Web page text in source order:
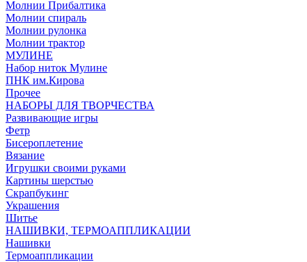
Молнии Прибалтика
Молнии спираль
Молнии рулонка
Молнии трактор
МУЛИНЕ
Набор ниток Мулине
ПНК им.Кирова
Прочее
НАБОРЫ ДЛЯ ТВОРЧЕСТВА
Развивающие игры
Фетр
Бисероплетение
Вязание
Игрушки своими руками
Картины шерстью
Скрапбукинг
Украшения
Шитье
НАШИВКИ, ТЕРМОАППЛИКАЦИИ
Нашивки
Термоаппликации